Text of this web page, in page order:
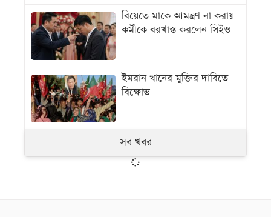
বিয়েতে মাকে আমন্ত্রণ না করায়
কর্মীকে বরখাস্ত করলেন সিইও
ইমরান খানের মুক্তির দাবিতে
বিক্ষোভ
সব খবর